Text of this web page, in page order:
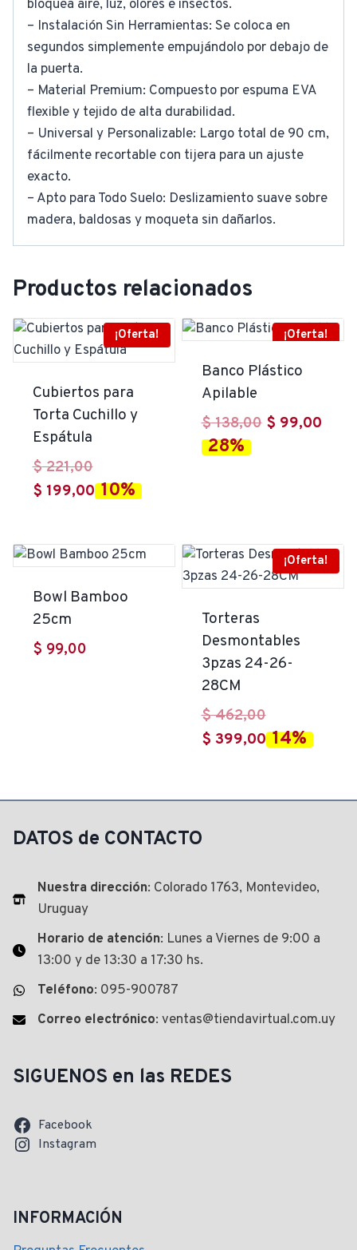
bloquea aire, luz, olores e insectos.
– Instalación Sin Herramientas: Se coloca en
segundos simplemente empujándolo por debajo de
la puerta.
– Material Premium: Compuesto por espuma EVA
flexible y tejido de alta durabilidad.
– Universal y Personalizable: Largo total de 90 cm,
fácilmente recortable con tijera para un ajuste
exacto.
– Apto para Todo Suelo: Deslizamiento suave sobre
madera, baldosas y moqueta sin dañarlos.
Productos relacionados
¡Oferta!
Cubiertos para
Torta Cuchillo y
Espátula
$221,00El
precio
$ 221,00.
$ 199,00El
es:
$ 199,00.
10%
¡Oferta!
Banco Plástico
Apilable
$138,00 El
$ 99,00El
28%
Bowl Bamboo
25cm
$ 99,00
¡Oferta!
Torteras
Desmontables
3pzas 24-26-
28CM
$462,00El
precio
$ 399,00El14%
DATOS de CONTACTO
Nuestra dirección: Colorado 1763, Montevideo,
Uruguay
Horario de atención: Lunes a Viernes de 9:00 a
13:00 y de 13:30 a 17:30 hs.
Teléfono: 095-900787
Correo electrónico: ventas@tiendavirtual.com.uy
SIGUENOS en las REDES
Facebook
Instagram
INFORMACIÓN